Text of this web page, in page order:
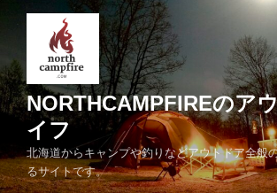
ン
ツ
へ
キ
ッ
NORTHCAMPFIREのア
イフ
北海道からキャンプや釣りなどアウトドア全般
るサイトです。